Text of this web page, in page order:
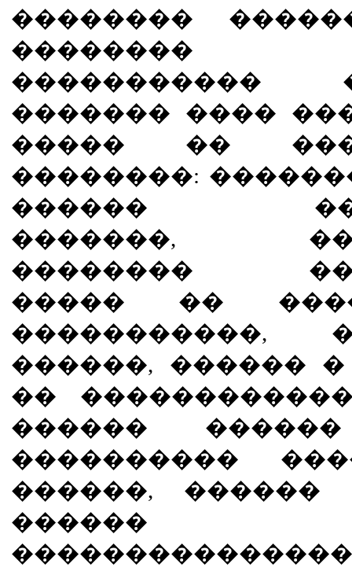
��������
��������
�����������
������� ����
����� ��
��������:
������
�������,
��������
����� ��
�����������,
������, ������
��
������
����������
������, ������
������